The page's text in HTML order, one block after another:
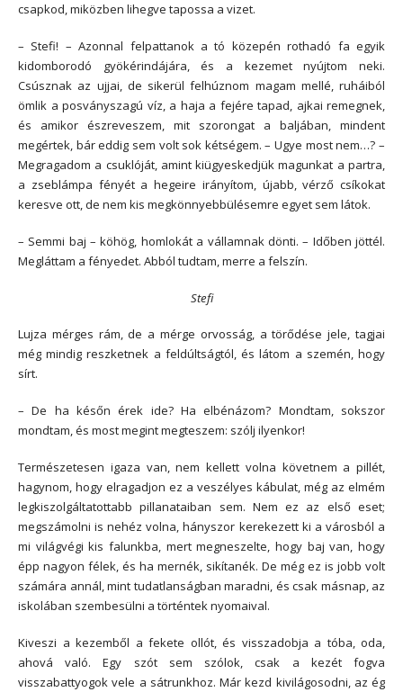
csapkod, miközben lihegve tapossa a vizet.
– Stefi! – Azonnal felpattanok a tó közepén rothadó fa egyik
kidomborodó gyökérindájára, és a kezemet nyújtom neki.
Csúsznak az ujjai, de sikerül felhúznom magam mellé, ruháiból
ömlik a posványszagú víz, a haja a fejére tapad, ajkai remegnek,
és amikor észreveszem, mit szorongat a baljában, mindent
megértek, bár eddig sem volt sok kétségem. – Ugye most nem…? –
Megragadom a csuklóját, amint kiügyeskedjük magunkat a partra,
a zseblámpa fényét a hegeire irányítom, újabb, vérző csíkokat
keresve ott, de nem kis megkönnyebbülésemre egyet sem látok.
– Semmi baj – köhög, homlokát a vállamnak dönti. – Időben jöttél.
Megláttam a fényedet. Abból tudtam, merre a felszín.
Stefi
Lujza mérges rám, de a mérge orvosság, a törődése jele, tagjai
még mindig reszketnek a feldúltságtól, és látom a szemén, hogy
sírt.
– De ha későn érek ide? Ha elbénázom? Mondtam, sokszor
mondtam, és most megint megteszem: szólj ilyenkor!
Természetesen igaza van, nem kellett volna követnem a pillét,
hagynom, hogy elragadjon ez a veszélyes kábulat, még az elmém
legkiszolgáltatottabb pillanataiban sem. Nem ez az első eset;
megszámolni is nehéz volna, hányszor kerekezett ki a városból a
mi világvégi kis falunkba, mert megneszelte, hogy baj van, hogy
épp nagyon félek, és ha mernék, sikítanék. De még ez is jobb volt
számára annál, mint tudatlanságban maradni, és csak másnap, az
iskolában szembesülni a történtek nyomaival.
Kiveszi a kezemből a fekete ollót, és visszadobja a tóba, oda,
ahová való. Egy szót sem szólok, csak a kezét fogva
visszabattyogok vele a sátrunkhoz. Már kezd kivilágosodni, az ég